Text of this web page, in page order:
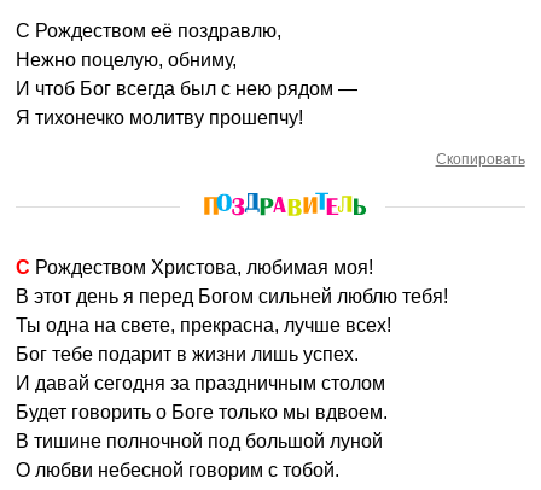
С Рождеством её поздравлю,
Нежно поцелую, обниму,
И чтоб Бог всегда был с нею рядом —
Я тихонечко молитву прошепчу!
Скопировать
С Рождеством Христова, любимая моя!
В этот день я перед Богом сильней люблю тебя!
Ты одна на свете, прекрасна, лучше всех!
Бог тебе подарит в жизни лишь успех.
И давай сегодня за праздничным столом
Будет говорить о Боге только мы вдвоем.
В тишине полночной под большой луной
О любви небесной говорим с тобой.